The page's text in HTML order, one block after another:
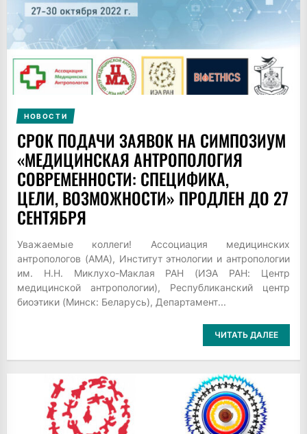
НОВОСТИ
СРОК ПОДАЧИ ЗАЯВОК НА СИМПОЗИУМ
«МЕДИЦИНСКАЯ АНТРОПОЛОГИЯ
СОВРЕМЕННОСТИ: СПЕЦИФИКА,
ЦЕЛИ, ВОЗМОЖНОСТИ» ПРОДЛЕН ДО 27
СЕНТЯБРЯ
Уважаемые коллеги! Ассоциация медицинских
антропологов (АМА), Институт этнологии и антропологии
им. Н.Н. Миклухо-Маклая РАН (ИЭА РАН: Центр
медицинской антропологии), Республиканский центр
биоэтики (Минск: Беларусь), Департамент...
ЧИТАТЬ ДАЛЕЕ